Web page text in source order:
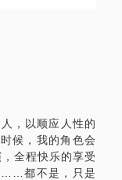
，但效果很
念和方法，
耐受检测结
衡”一套流
真是一套标
，以顺应人性的
候，我的角色会
全程快乐的享受
……都不是，只是